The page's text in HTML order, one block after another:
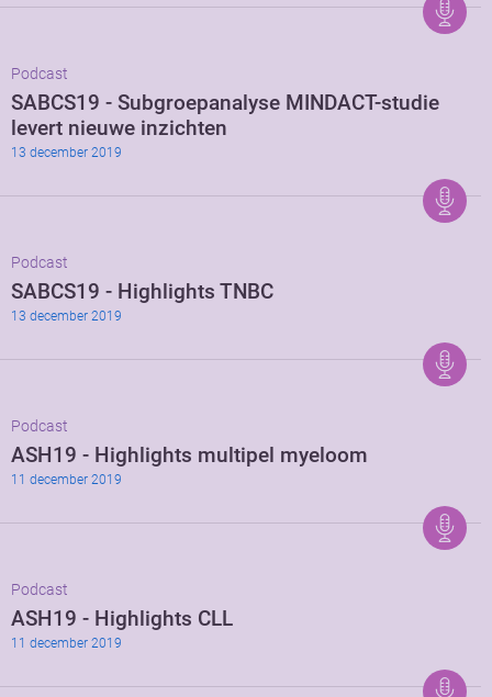
Podcast
SABCS19 - Subgroepanalyse MINDACT-studie
levert nieuwe inzichten
13 december 2019
Podcast
SABCS19 - Highlights TNBC
13 december 2019
Podcast
ASH19 - Highlights multipel myeloom
11 december 2019
Podcast
ASH19 - Highlights CLL
11 december 2019